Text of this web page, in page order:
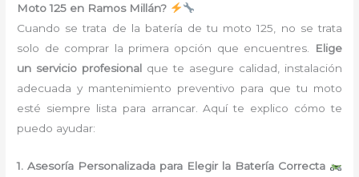
Moto 125 en Ramos Millán?
Cuando se trata de la batería de tu moto 125, no se trata
solo de comprar la primera opción que encuentres.
Elige
un servicio profesional que te asegure calidad, instalación
adecuada y mantenimiento preventivo para que tu moto
esté siempre lista para arrancar. Aquí te explico cómo te
puedo ayudar:
1. Asesoría Personalizada para Elegir la Batería Correcta